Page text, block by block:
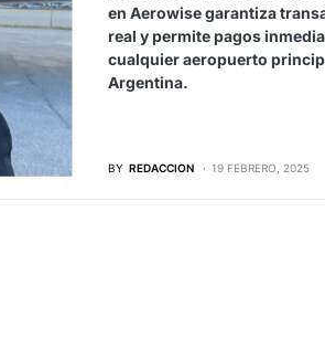
en Aerowise garantiza
real y permite pagos
cualquier aeropuerto
Argentina.
BY REDACCION 19 FEBRERO, 2025